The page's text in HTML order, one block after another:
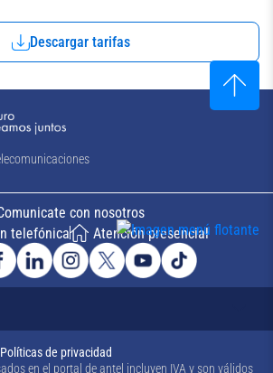
Descargar tarifas
con nosotros
telefónica
Atención presencial
en el portal de antel incluyen IVA y son válidos
Políticas de privacidad